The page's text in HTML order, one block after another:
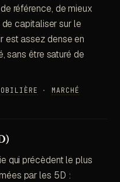
référence, de mieux
capitaliser sur le
est assez dense en
sans être saturé de
· MARCHÉ
qui précèdent le plus
par les 5D :